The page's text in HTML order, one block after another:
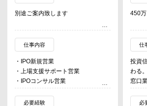
別途ご案内致します
仕事内容
・IPO新規営業
・上場支援サポート営業
・IPOコンサル営業
必要経験
450
仕
投資
わる
窓口
や導
ン業
必